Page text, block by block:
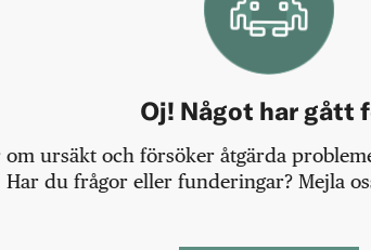
Oj! Något har gått
om ursäkt och försöker åtgärda
Har du frågor eller funderingar? Mejla